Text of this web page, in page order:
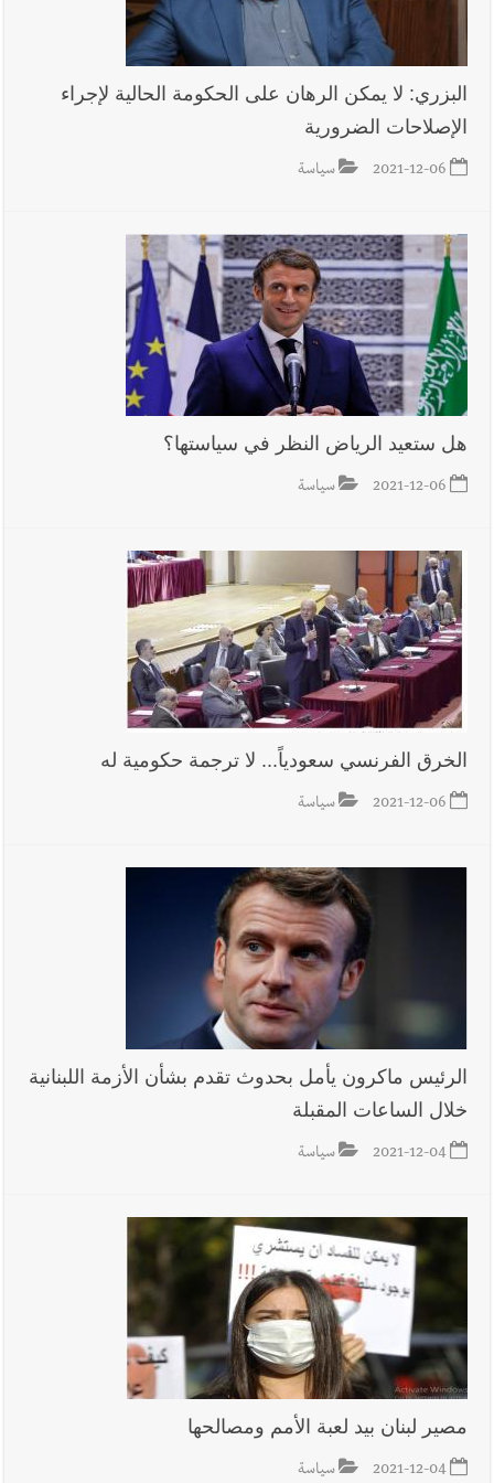
البزري: لا يمكن الرهان على الحكومة الحالية لإجراء
الإصلاحات الضرورية
2021-12-06 سياسة
هل ستعيد الرياض النظر في سياستها؟
2021-12-06 سياسة
الخرق الفرنسي سعودياً... لا ترجمة حكومية له
2021-12-06 سياسة
الرئيس ماكرون يأمل بحدوث تقدم بشأن الأزمة اللبنانية
خلال الساعات المقبلة
2021-12-04 سياسة
مصير لبنان بيد لعبة الأمم ومصالحها
2021-12-04 سياسة